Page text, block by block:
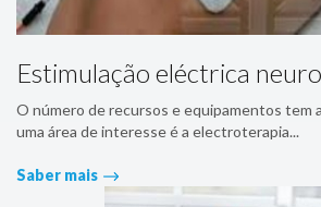
Estimulação eléctrica
O número de recursos e equipamentos tem
uma área de interesse é a electroterapia...
Saber mais